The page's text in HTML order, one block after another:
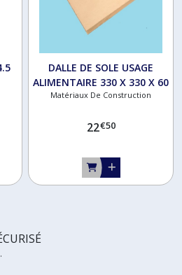
DALLE DE SOLE USAGE
ALIMENTAIRE 330 X 330 X 60
Matériaux De Construction
22€50